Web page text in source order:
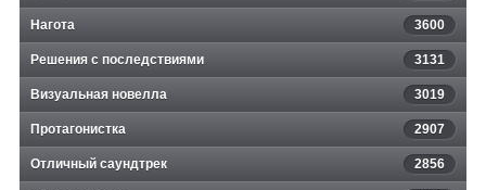
Нагота 3600
Решения с последствиями 3131
Визуальная новелла 3019
Протагонистка 2907
Отличный саундтрек 2856